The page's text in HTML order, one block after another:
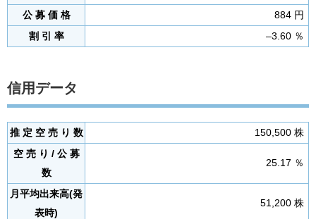
公 募 価 格
884 円
割 引 率
–3.60 ％
信用データ
推 定 空 売 り 数
150,500 株
空 売 り / 公 募
数
25.17 ％
月平均出来高(発
表時)
51,200 株